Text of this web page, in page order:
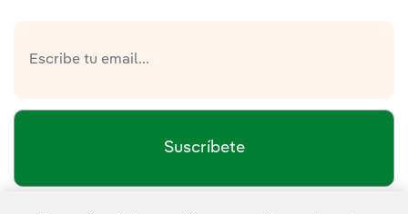
Suscríbete